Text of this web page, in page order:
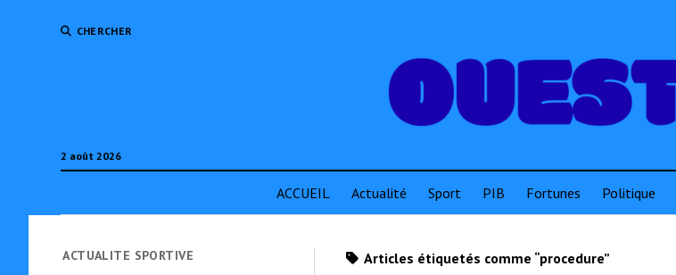
CHERCHER
2 août 2026
ACCUEIL Actualité Sport PIB Fortunes Politique
ACTUALITE SPORTIVE Articles étiquetés comme “procedure”